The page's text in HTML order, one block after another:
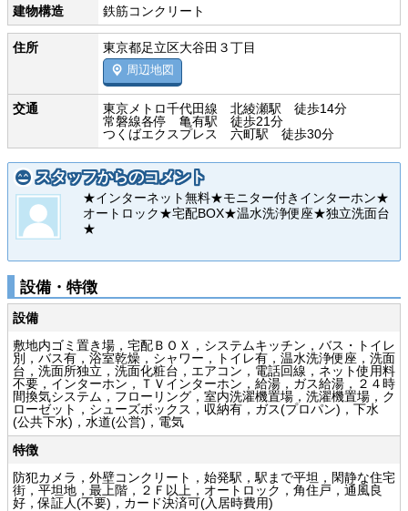
建物構造
鉄筋コンクリート
住所 東京都足立区大谷田３丁目
周辺地図
交通
東京メトロ千代田線 北綾瀬駅 徒歩14分
常磐線各停 亀有駅 徒歩21分
つくばエクスプレス 六町駅 徒歩30分
スタッフからのコメント
★インターネット無料★モニター付きインターホン★
オートロック★宅配BOX★温水洗浄便座★独立洗面台
★
設備・特徴
設備
敷地内ゴミ置き場，宅配ＢＯＸ，システムキッチン，バス・トイレ
別，バス有，浴室乾燥，シャワー，トイレ有，温水洗浄便座，洗面
台，洗面所独立，洗面化粧台，エアコン，電話回線，ネット使用料
不要，インターホン，ＴＶインターホン，給湯，ガス給湯，２４時
間換気システム，フローリング，室内洗濯機置場，洗濯機置場，ク
ローゼット，シューズボックス，収納有，ガス(プロパン)，下水
(公共下水)，水道(公営)，電気
特徴
防犯カメラ，外壁コンクリート，始発駅，駅まで平坦，閑静な住宅
街，平坦地，最上階，２Ｆ以上，オートロック，角住戸，通風良
好，保証人(不要)，カード決済可(入居時費用)